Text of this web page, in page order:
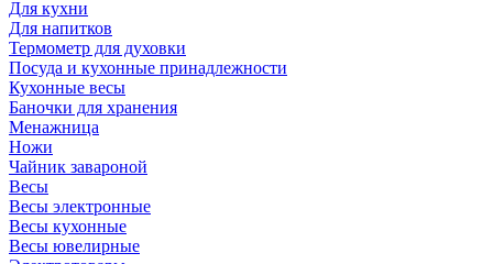
Для кухни
Для напитков
Термометр для духовки
Посуда и кухонные принадлежности
Кухонные весы
Баночки для хранения
Менажница
Ножи
Чайник завароной
Весы
Весы электронные
Весы кухонные
Весы ювелирные